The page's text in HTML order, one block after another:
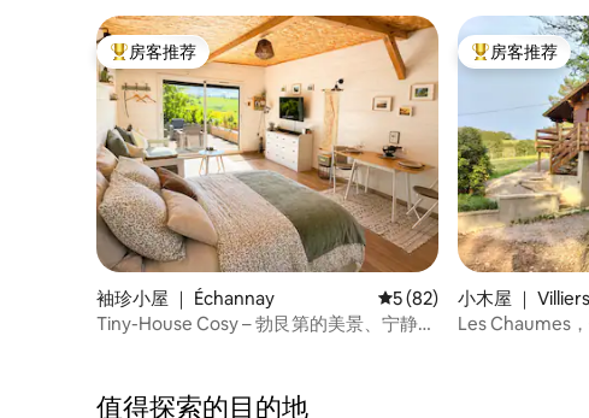
热门「房客推荐」
房客推荐
袖珍小屋 ｜ Échannay 平均评分 5 分（满分 5 分
5 (82)
Tiny-House Cosy – 勃艮第的美景、宁静与
热门「房客推
房客推荐
小木屋 ｜
Les Chaumes
值得探索的目的地